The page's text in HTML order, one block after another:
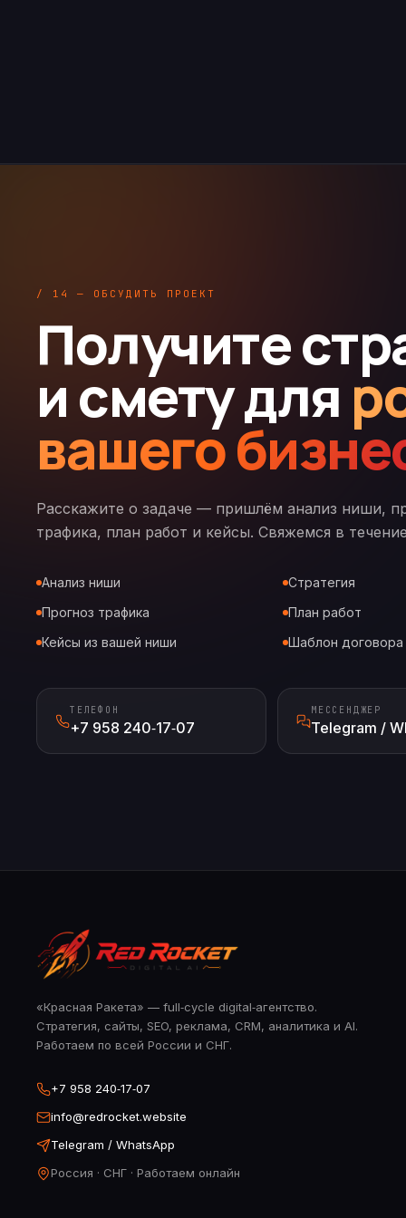
/ 14 — ОБСУДИТЬ ПРОЕКТ
Получите
и смету для
вашего
Расскажите о задаче — пришлём анализ ниши,
трафика, план работ и кейсы. Свяжемся в
Анализ ниши
Стратегия
Прогноз трафика
План работ
Кейсы из вашей ниши
Шаблон договора
ТЕЛЕФОН
+7 958 240‑17‑07
МЕССЕНДЖЕР
Telegram /
«Красная Ракета» — full‑cycle digital‑агентство.
Стратегия, сайты, SEO, реклама, CRM, аналитика и AI.
Работаем по всей России и СНГ.
+7 958 240‑17‑07
info@redrocket.website
Telegram / WhatsApp
Россия · СНГ · Работаем онлайн